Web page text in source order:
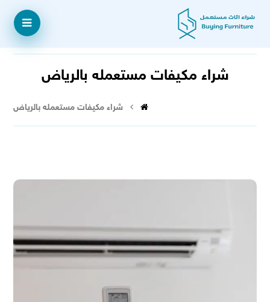
شراء مكيفات مستعمله بالرياض
شراء مكيفات مستعمله بالرياض